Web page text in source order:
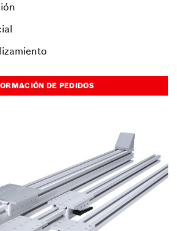
DE PEDIDOS